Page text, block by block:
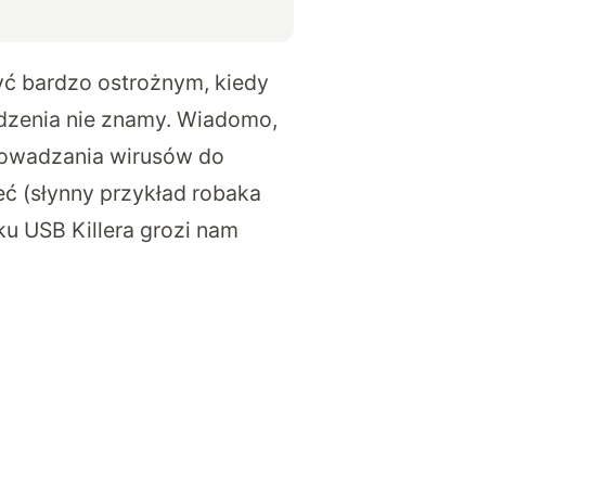
bardzo ostrożnym, kiedy
nie znamy. Wiadomo,
wirusów do
(słynny przykład robaka
USB Killera grozi nam